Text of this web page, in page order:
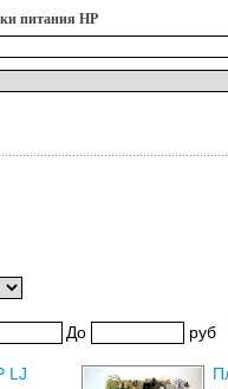
питания HP
До руб
LJ